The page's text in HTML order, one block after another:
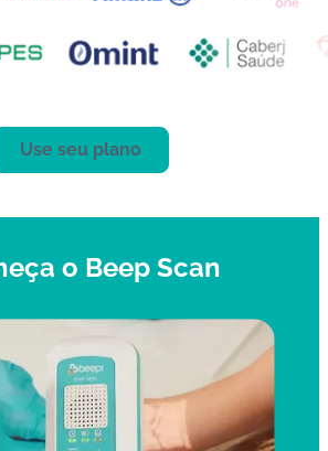
Use seu plano
o Beep Scan